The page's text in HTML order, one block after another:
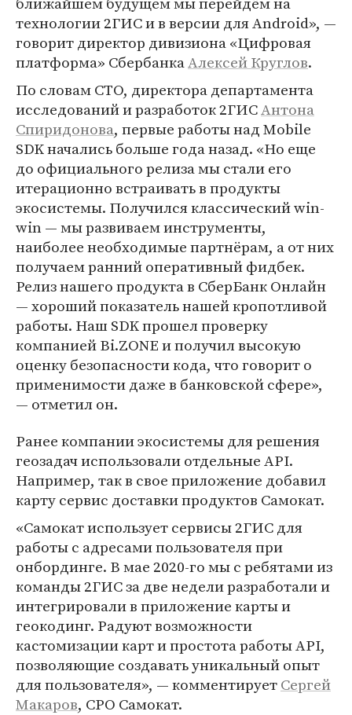
технологии 2ГИС и в версии для Android», —
говорит директор дивизиона «Цифровая
платформа» СбербанкаАлексей Круглов.
По словам СТО, директора департамента
исследований и разработок 2ГИСАнтона
Спиридонова, первые работы над Mobile
SDK начались больше года назад. «Но еще
до официального релиза мы стали его
итерационно встраивать в продукты
экосистемы. Получился классический win-
win — мы развиваем инструменты,
наиболее необходимые партнёрам, а от них
получаем ранний оперативный фидбек.
Релиз нашего продукта в СберБанк Онлайн
— хороший показатель нашей кропотливой
работы. Наш SDK прошел проверку
компанией Bi.ZONE и получил высокую
оценку безопасности кода, что говорит о
применимости даже в банковской сфере»,
— отметил он.
Ранее компании экосистемы для решения
геозадач использовали отдельные API.
Например, так в свое приложение добавил
карту сервис доставки продуктов Самокат.
«Самокат использует сервисы 2ГИС для
работы с адресами пользователя при
онбординге. В мае 2020-го мы с ребятами из
команды 2ГИС за две недели разработали и
интегрировали в приложение карты и
геокодинг. Радуют возможности
кастомизации карт и простота работы API,
позволяющие создавать уникальный опыт
для пользователя», — комментируетСергей
Макаров, CPO Самокат.